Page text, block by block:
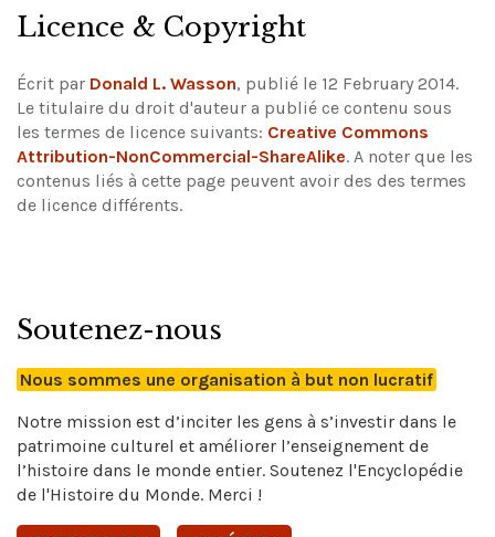
Licence & Copyright
Écrit par Donald L. Wasson, publié le 12 February 2014.
Le titulaire du droit d'auteur a publié ce contenu sous
les termes de licence suivants: Creative Commons
Attribution-NonCommercial-ShareAlike. A noter que les
contenus liés à cette page peuvent avoir des des termes
de licence différents.
Soutenez-nous
Nous sommes une organisation à but non lucratif
Notre mission est d’inciter les gens à s’investir dans le
patrimoine culturel et améliorer l’enseignement de
l’histoire dans le monde entier. Soutenez l'Encyclopédie
de l'Histoire du Monde. Merci !